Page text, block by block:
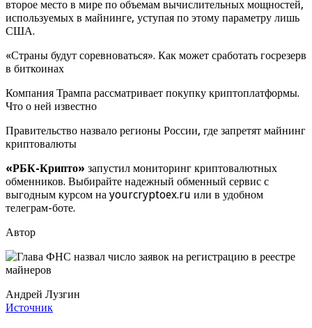
второе место в мире по объемам вычислительных мощностей,
используемых в майнинге, уступая по этому параметру лишь
США.
«Страны будут соревноваться». Как может сработать госрезерв
в биткоинах
Компания Трампа рассматривает покупку криптоплатформы.
Что о ней известно
Правительство назвало регионы России, где запретят майнинг
криптовалюты
«РБК-Крипто» запустил мониторинг криптовалютных
обменников. Выбирайте надежный обменный сервис с
выгодным курсом на yourcryptoex.ru или в удобном
телеграм-боте.
Автор
Андрей Лузгин
Источник